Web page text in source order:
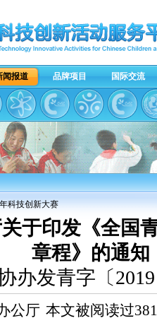
闻报道 品牌项目 国际交流
科技创新大赛
于印发《全国
章程》的通知
办发青字〔
公厅 本文被阅读过